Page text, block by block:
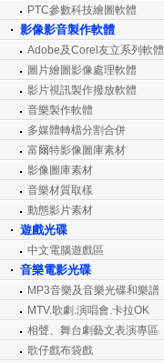
PTC參數科技繪圖軟體
影像影音製作軟體
Adobe及Corel友立系列軟體
圖片繪圖影像處理軟體
影片視訊製作撥放軟體
音樂製作軟體
多媒體轉檔分割合併
富爾特影像圖庫素材
影像圖庫素材
音樂材質取樣
動態影片素材
遊戲光碟
中文電腦遊戲區
音樂電影光碟
MP3音樂及音樂光碟和樂譜
MTV.歌劇.演唱會.卡拉OK
相聲、舞台劇藝文表演專區
歌仔戲布袋戲